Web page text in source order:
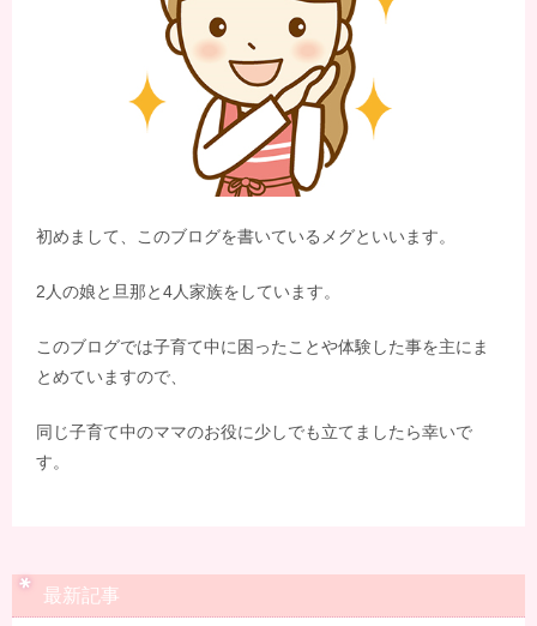
初めまして、このブログを書いているメグといいます。
2人の娘と旦那と4人家族をしています。
このブログでは子育て中に困ったことや体験した事を主にま
とめていますので、
同じ子育て中のママのお役に少しでも立てましたら幸いで
す。
最新記事